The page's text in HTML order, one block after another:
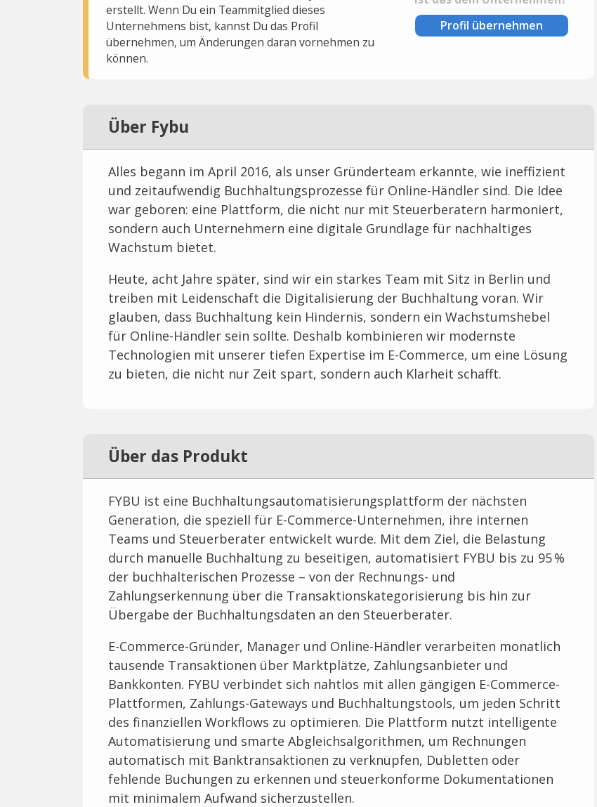
erstellt. Wenn Du ein Teammitglied dieses
Unternehmens bist, kannst Du das Profil
übernehmen, um Änderungen daran vornehmen zu
können.
Profil übernehmen
Über Fybu
Alles begann im April 2016, als unser Gründerteam erkannte, wie ineffizient
und zeitaufwendig Buchhaltungsprozesse für Online-Händler sind. Die Idee
war geboren: eine Plattform, die nicht nur mit Steuerberatern harmoniert,
sondern auch Unternehmern eine digitale Grundlage für nachhaltiges
Wachstum bietet.
Heute, acht Jahre später, sind wir ein starkes Team mit Sitz in Berlin und
treiben mit Leidenschaft die Digitalisierung der Buchhaltung voran. Wir
glauben, dass Buchhaltung kein Hindernis, sondern ein Wachstumshebel
für Online-Händler sein sollte. Deshalb kombinieren wir modernste
Technologien mit unserer tiefen Expertise im E-Commerce, um eine Lösung
zu bieten, die nicht nur Zeit spart, sondern auch Klarheit schafft.
Über das Produkt
FYBU ist eine Buchhaltungsautomatisierungsplattform der nächsten
Generation, die speziell für E-Commerce-Unternehmen, ihre internen
Teams und Steuerberater entwickelt wurde. Mit dem Ziel, die Belastung
durch manuelle Buchhaltung zu beseitigen, automatisiert FYBU bis zu 95 %
der buchhalterischen Prozesse – von der Rechnungs- und
Zahlungserkennung über die Transaktionskategorisierung bis hin zur
Übergabe der Buchhaltungsdaten an den Steuerberater.
E-Commerce-Gründer, Manager und Online-Händler verarbeiten monatlich
tausende Transaktionen über Marktplätze, Zahlungsanbieter und
Bankkonten. FYBU verbindet sich nahtlos mit allen gängigen E-Commerce-
Plattformen, Zahlungs-Gateways und Buchhaltungstools, um jeden Schritt
des finanziellen Workflows zu optimieren. Die Plattform nutzt intelligente
Automatisierung und smarte Abgleichsalgorithmen, um Rechnungen
automatisch mit Banktransaktionen zu verknüpfen, Dubletten oder
fehlende Buchungen zu erkennen und steuerkonforme Dokumentationen
mit minimalem Aufwand sicherzustellen.